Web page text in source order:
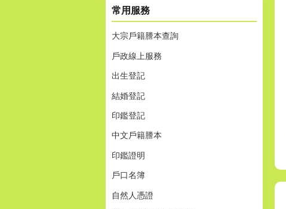
常用服務
大宗戶籍謄本查詢
戶政線上服務
出生登記
結婚登記
印鑑登記
中文戶籍謄本
印鑑證明
戶口名簿
自然人憑證